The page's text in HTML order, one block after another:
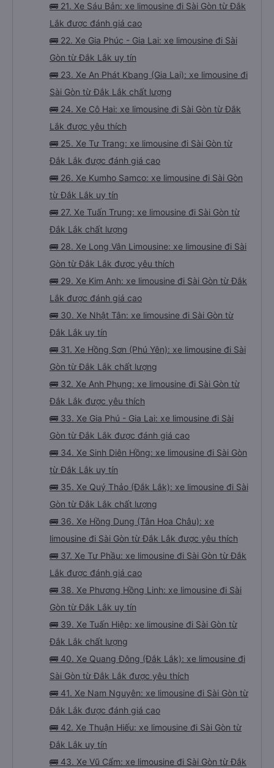
🚌 21. Xe Sáu Bản: xe limousine đi Sài Gòn từ Đắk
Lắk được đánh giá cao
🚌 22. Xe Gia Phúc - Gia Lai: xe limousine đi Sài
Gòn từ Đắk Lắk uy tín
🚌 23. Xe An Phát Kbang (Gia Lai): xe limousine đi
Sài Gòn từ Đắk Lắk chất lượng
🚌 24. Xe Cô Hai: xe limousine đi Sài Gòn từ Đắk
Lắk được yêu thích
🚌 25. Xe Tư Trang: xe limousine đi Sài Gòn từ
Đắk Lắk được đánh giá cao
🚌 26. Xe Kumho Samco: xe limousine đi Sài Gòn
từ Đắk Lắk uy tín
🚌 27. Xe Tuấn Trung: xe limousine đi Sài Gòn từ
Đắk Lắk chất lượng
🚌 28. Xe Long Vân Limousine: xe limousine đi Sài
Gòn từ Đắk Lắk được yêu thích
🚌 29. Xe Kim Anh: xe limousine đi Sài Gòn từ Đắk
Lắk được đánh giá cao
🚌 30. Xe Nhật Tân: xe limousine đi Sài Gòn từ
Đắk Lắk uy tín
🚌 31. Xe Hồng Sơn (Phú Yên): xe limousine đi Sài
Gòn từ Đắk Lắk chất lượng
🚌 32. Xe Anh Phụng: xe limousine đi Sài Gòn từ
Đắk Lắk được yêu thích
🚌 33. Xe Gia Phú - Gia Lai: xe limousine đi Sài
Gòn từ Đắk Lắk được đánh giá cao
🚌 34. Xe Sinh Diên Hồng: xe limousine đi Sài Gòn
từ Đắk Lắk uy tín
🚌 35. Xe Quý Thảo (Đắk Lắk): xe limousine đi Sài
Gòn từ Đắk Lắk chất lượng
🚌 36. Xe Hồng Dung (Tân Hoa Châu): xe
limousine đi Sài Gòn từ Đắk Lắk được yêu thích
🚌 37. Xe Tư Phầu: xe limousine đi Sài Gòn từ Đắk
Lắk được đánh giá cao
🚌 38. Xe Phương Hồng Linh: xe limousine đi Sài
Gòn từ Đắk Lắk uy tín
🚌 39. Xe Tuấn Hiệp: xe limousine đi Sài Gòn từ
Đắk Lắk chất lượng
🚌 40. Xe Quang Đông (Đắk Lắk): xe limousine đi
Sài Gòn từ Đắk Lắk được yêu thích
🚌 41. Xe Nam Nguyên: xe limousine đi Sài Gòn từ
Đắk Lắk được đánh giá cao
🚌 42. Xe Thuận Hiếu: xe limousine đi Sài Gòn từ
Đắk Lắk uy tín
🚌 43. Xe Vũ Cẩm: xe limousine đi Sài Gòn từ Đắk